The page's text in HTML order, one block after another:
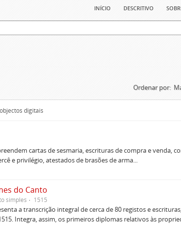
início descritivo
Ordenar por:
digitais
cartas de sesmaria, escrituras de compra e venda,
e privilégio, atestados de brasões de arma...
do Canto
simples 1515
a transcrição integral de cerca de 80 registos e
Integra, assim, os primeiros diplomas relativos às